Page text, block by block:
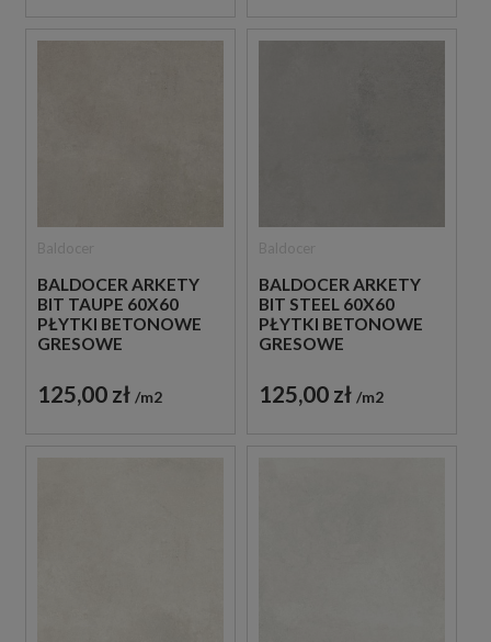
BALDOCER ARKETY
BIT TAUPE 60X60
PŁYTKI BETONOWE
GRESOWE
125,00 zł m2
BALDOCER ARKETY
BIT STEEL 60X60
PŁYTKI BETONOWE
GRESOWE
125,00 zł m2